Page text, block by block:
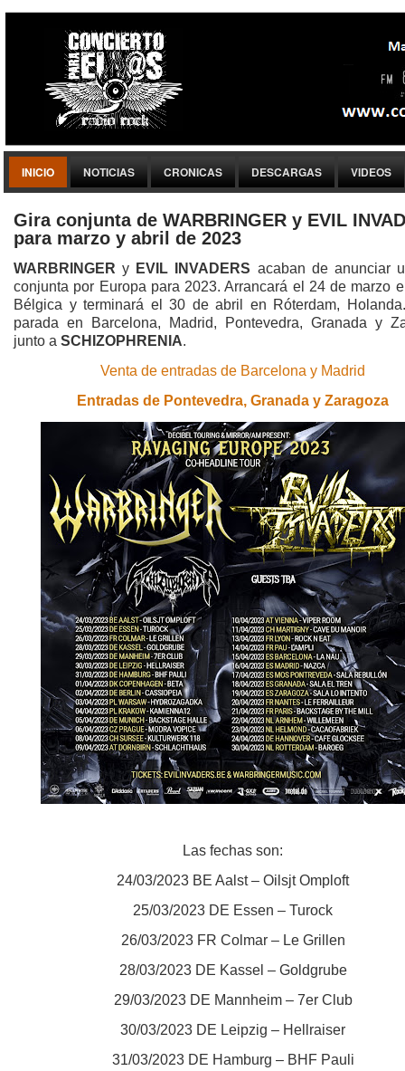
INICIO NOTICIAS CRONICAS DESCARGAS VIDEOS
Gira conjunta de WARBRINGER y EVIL
para marzo y abril de 2023
WARBRINGER y EVIL INVADERS acaban de anunciar
conjunta por Europa para 2023. Arrancará el 24 de marzo
Bélgica y terminará el 30 de abril en Róterdam,
parada en Barcelona, Madrid, Pontevedra, Granada y
junto a SCHIZOPHRENIA.
Venta de entradas de Barcelona y Madrid
Entradas de Pontevedra, Granada y Zaragoza
Las fechas son:
24/03/2023 BE Aalst – Oilsjt Omploft
25/03/2023 DE Essen – Turock
26/03/2023 FR Colmar – Le Grillen
28/03/2023 DE Kassel – Goldgrube
29/03/2023 DE Mannheim – 7er Club
30/03/2023 DE Leipzig – Hellraiser
31/03/2023 DE Hamburg – BHF Pauli